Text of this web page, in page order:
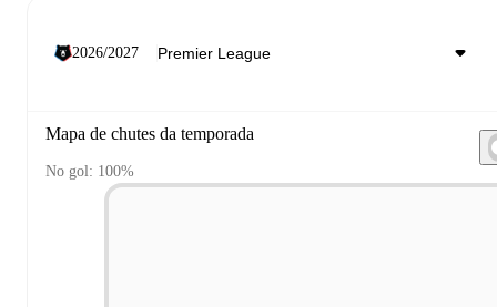
2026/2027
Mapa de chutes da temporada
No gol: 100%